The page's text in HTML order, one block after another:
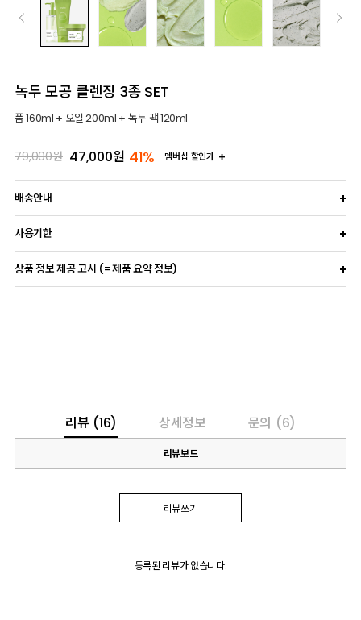
녹두 모공 클렌징 3종 SET
폼 160ml + 오일 200ml + 녹두 팩 120ml
79,000원 47,000원 41% 멤버십 할인가
배송안내
사용기한
상품 정보 제공 고시 (=제품 요약 정보)
리뷰 (16) 상세정보 문의 (6)
리뷰보드
리뷰쓰기
등록된 리뷰가 없습니다.